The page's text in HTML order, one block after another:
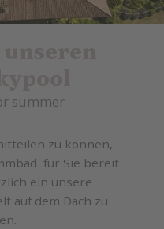
summer
zu können,
für Sie bereit
ein unsere
auf dem Dach zu